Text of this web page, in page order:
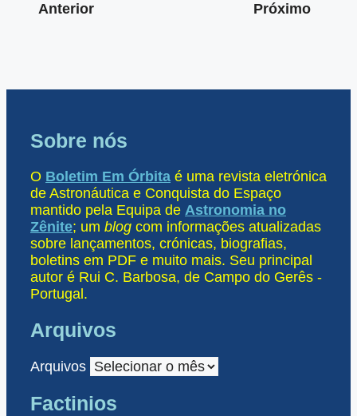
Anterior Próximo
Sobre nós
O Boletim Em Órbita é uma revista eletrónica
de Astronáutica e Conquista do Espaço
mantido pela Equipa de Astronomia no
Zênite; um blog com informações atualizadas
sobre lançamentos, crónicas, biografias,
boletins em PDF e muito mais. Seu principal
autor é Rui C. Barbosa, de Campo do Gerês -
Portugal.
Arquivos
Arquivos
Factinios